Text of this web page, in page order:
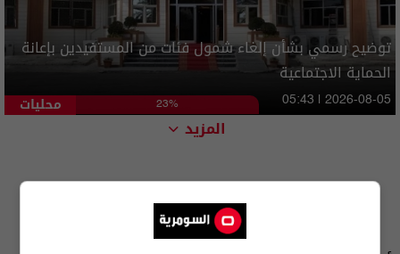
توضيح رسمي بشأن إلغاء شمول فئات من المستفيدين بإعانة
الحماية الاجتماعية
محليات 23% 05:43 | 2026-08-05
المزيد